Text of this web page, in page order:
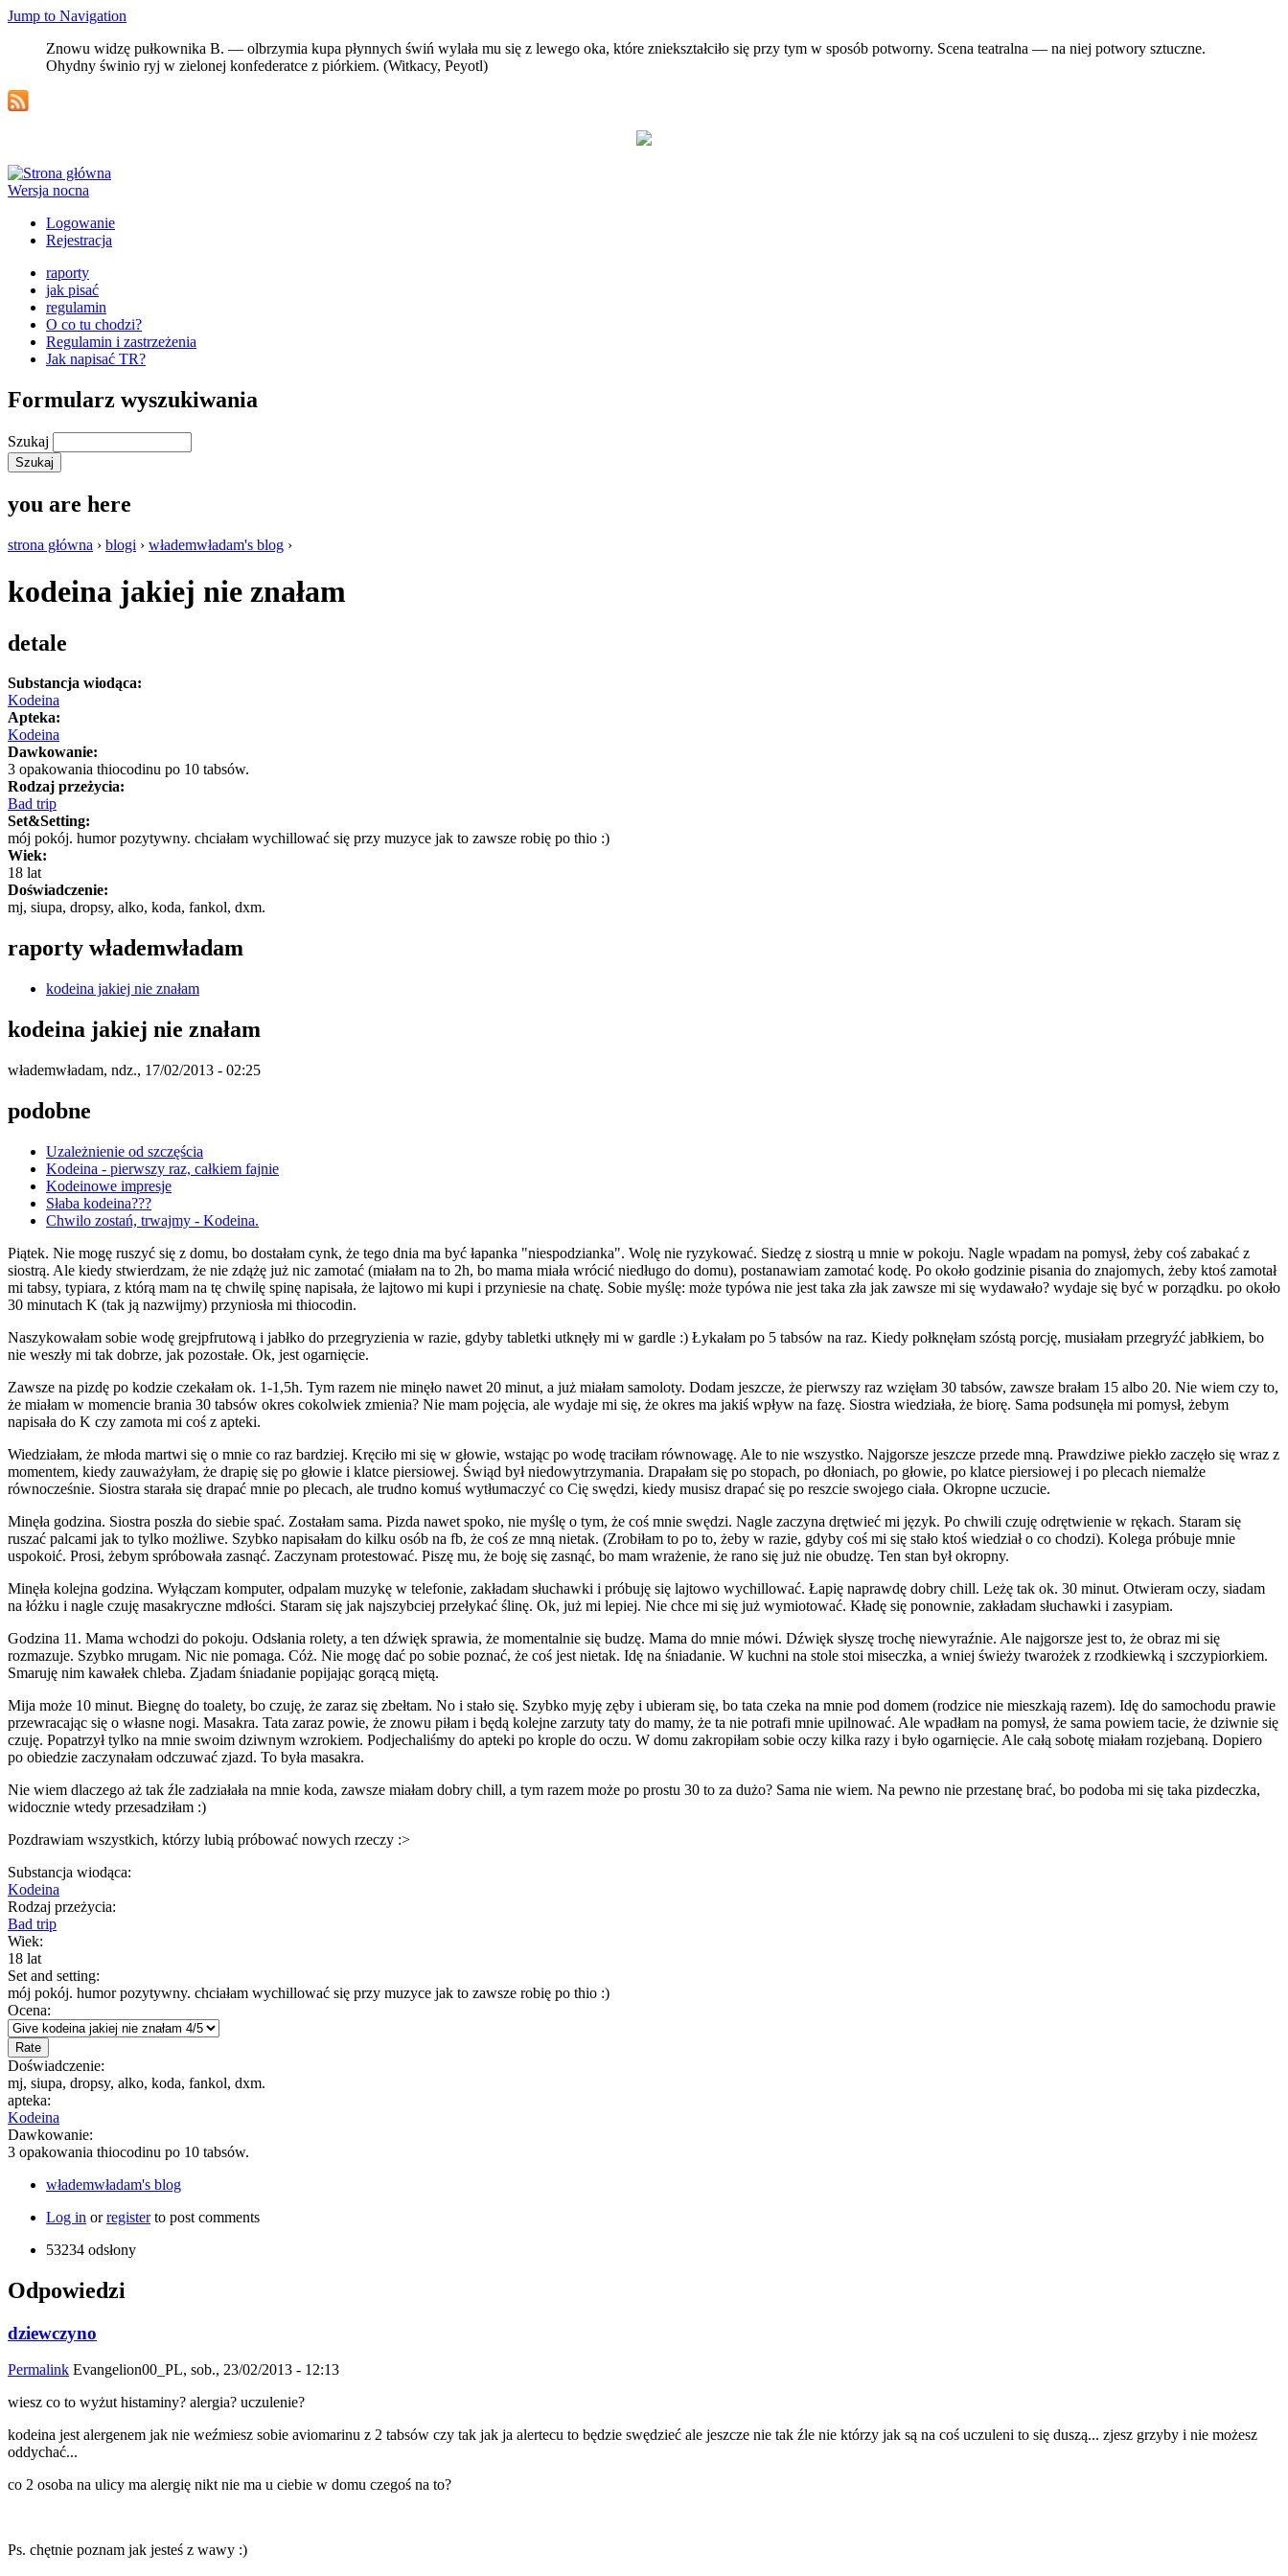
Jump to Navigation
Znowu widzę pułkownika B. — olbrzymia kupa płynnych świń wylała mu się z lewego oka, które zniekształciło się przy tym w sposób potworny. Scena teatralna — na niej potwory sztuczne.
Ohydny świnio ryj w zielonej konfederatce z piórkiem. (Witkacy, Peyotl)
Wersja nocna
Logowanie
Rejestracja
raporty
jak pisać
regulamin
O co tu chodzi?
Regulamin i zastrzeżenia
Jak napisać TR?
Formularz wyszukiwania
Szukaj
you are here
strona główna › blogi › włademwładam's blog ›
kodeina jakiej nie znałam
detale
Substancja wiodąca:
Kodeina
Apteka:
Kodeina
Dawkowanie:
3 opakowania thiocodinu po 10 tabsów.
Rodzaj przeżycia:
Bad trip
Set&Setting:
mój pokój. humor pozytywny. chciałam wychillować się przy muzyce jak to zawsze robię po thio :)
Wiek:
18 lat
Doświadczenie:
mj, siupa, dropsy, alko, koda, fankol, dxm.
raporty włademwładam
kodeina jakiej nie znałam
kodeina jakiej nie znałam
włademwładam, ndz., 17/02/2013 - 02:25
podobne
Uzależnienie od szczęścia
Kodeina - pierwszy raz, całkiem fajnie
Kodeinowe impresje
Słaba kodeina???
Chwilo zostań, trwajmy - Kodeina.
Piątek. Nie mogę ruszyć się z domu, bo dostałam cynk, że tego dnia ma być łapanka "niespodzianka". Wolę nie ryzykować. Siedzę z siostrą u mnie w pokoju. Nagle wpadam na pomysł, żeby coś zabakać z
siostrą. Ale kiedy stwierdzam, że nie zdążę już nic zamotać (miałam na to 2h, bo mama miała wrócić niedługo do domu), postanawiam zamotać kodę. Po około godzinie pisania do znajomych, żeby ktoś zamotał
mi tabsy, typiara, z którą mam na tę chwilę spinę napisała, że lajtowo mi kupi i przyniesie na chatę. Sobie myślę: może typówa nie jest taka zła jak zawsze mi się wydawało? wydaje się być w porządku. po około
30 minutach K (tak ją nazwijmy) przyniosła mi thiocodin.
Naszykowałam sobie wodę grejpfrutową i jabłko do przegryzienia w razie, gdyby tabletki utknęły mi w gardle :) Łykałam po 5 tabsów na raz. Kiedy połknęłam szóstą porcję, musiałam przegryźć jabłkiem, bo
nie weszły mi tak dobrze, jak pozostałe. Ok, jest ogarnięcie.
Zawsze na pizdę po kodzie czekałam ok. 1-1,5h. Tym razem nie minęło nawet 20 minut, a już miałam samoloty. Dodam jeszcze, że pierwszy raz wzięłam 30 tabsów, zawsze brałam 15 albo 20. Nie wiem czy to,
że miałam w momencie brania 30 tabsów okres cokolwiek zmienia? Nie mam pojęcia, ale wydaje mi się, że okres ma jakiś wpływ na fazę. Siostra wiedziała, że biorę. Sama podsunęła mi pomysł, żebym
napisała do K czy zamota mi coś z apteki.
Wiedziałam, że młoda martwi się o mnie co raz bardziej. Kręciło mi się w głowie, wstając po wodę traciłam równowagę. Ale to nie wszystko. Najgorsze jeszcze przede mną. Prawdziwe piekło zaczęło się wraz z
momentem, kiedy zauważyłam, że drapię się po głowie i klatce piersiowej. Świąd był niedowytrzymania. Drapałam się po stopach, po dłoniach, po głowie, po klatce piersiowej i po plecach niemalże
równocześnie. Siostra starała się drapać mnie po plecach, ale trudno komuś wytłumaczyć co Cię swędzi, kiedy musisz drapać się po reszcie swojego ciała. Okropne uczucie.
Minęła godzina. Siostra poszła do siebie spać. Zostałam sama. Pizda nawet spoko, nie myślę o tym, że coś mnie swędzi. Nagle zaczyna drętwieć mi język. Po chwili czuję odrętwienie w rękach. Staram się
ruszać palcami jak to tylko możliwe. Szybko napisałam do kilku osób na fb, że coś ze mną nietak. (Zrobiłam to po to, żeby w razie, gdyby coś mi się stało ktoś wiedział o co chodzi). Kolega próbuje mnie
uspokoić. Prosi, żebym spróbowała zasnąć. Zaczynam protestować. Piszę mu, że boję się zasnąć, bo mam wrażenie, że rano się już nie obudzę. Ten stan był okropny.
Minęła kolejna godzina. Wyłączam komputer, odpalam muzykę w telefonie, zakładam słuchawki i próbuję się lajtowo wychillować. Łapię naprawdę dobry chill. Leżę tak ok. 30 minut. Otwieram oczy, siadam
na łóżku i nagle czuję masakryczne mdłości. Staram się jak najszybciej przełykać ślinę. Ok, już mi lepiej. Nie chce mi się już wymiotować. Kładę się ponownie, zakładam słuchawki i zasypiam.
Godzina 11. Mama wchodzi do pokoju. Odsłania rolety, a ten dźwięk sprawia, że momentalnie się budzę. Mama do mnie mówi. Dźwięk słyszę trochę niewyraźnie. Ale najgorsze jest to, że obraz mi się
rozmazuje. Szybko mrugam. Nic nie pomaga. Cóż. Nie mogę dać po sobie poznać, że coś jest nietak. Idę na śniadanie. W kuchni na stole stoi miseczka, a wniej świeży twarożek z rzodkiewką i szczypiorkiem.
Smaruję nim kawałek chleba. Zjadam śniadanie popijając gorącą miętą.
Mija może 10 minut. Biegnę do toalety, bo czuję, że zaraz się zbełtam. No i stało się. Szybko myję zęby i ubieram się, bo tata czeka na mnie pod domem (rodzice nie mieszkają razem). Idę do samochodu prawie
przewracając się o własne nogi. Masakra. Tata zaraz powie, że znowu piłam i będą kolejne zarzuty taty do mamy, że ta nie potrafi mnie upilnować. Ale wpadłam na pomysł, że sama powiem tacie, że dziwnie się
czuję. Popatrzył tylko na mnie swoim dziwnym wzrokiem. Podjechaliśmy do apteki po krople do oczu. W domu zakropiłam sobie oczy kilka razy i było ogarnięcie. Ale całą sobotę miałam rozjebaną. Dopiero
po obiedzie zaczynałam odczuwać zjazd. To była masakra.
Nie wiem dlaczego aż tak źle zadziałała na mnie koda, zawsze miałam dobry chill, a tym razem może po prostu 30 to za dużo? Sama nie wiem. Na pewno nie przestanę brać, bo podoba mi się taka pizdeczka,
widocznie wtedy przesadziłam :)
Pozdrawiam wszystkich, którzy lubią próbować nowych rzeczy :>
Substancja wiodąca:
Kodeina
Rodzaj przeżycia:
Bad trip
Wiek:
18 lat
Set and setting:
mój pokój. humor pozytywny. chciałam wychillować się przy muzyce jak to zawsze robię po thio :)
Ocena:
Doświadczenie:
mj, siupa, dropsy, alko, koda, fankol, dxm.
apteka:
Kodeina
Dawkowanie:
3 opakowania thiocodinu po 10 tabsów.
włademwładam's blog
Log in orregisterto post comments
53234 odsłony
Odpowiedzi
dziewczyno
Permalink Evangelion00_PL, sob., 23/02/2013 - 12:13
wiesz co to wyżut histaminy? alergia? uczulenie?
kodeina jest alergenem jak nie weźmiesz sobie aviomarinu z 2 tabsów czy tak jak ja alertecu to będzie swędzieć ale jeszcze nie tak źle nie którzy jak są na coś uczuleni to się duszą... zjesz grzyby i nie możesz
oddychać...
co 2 osoba na ulicy ma alergię nikt nie ma u ciebie w domu czegoś na to?
Ps. chętnie poznam jak jesteś z wawy :)